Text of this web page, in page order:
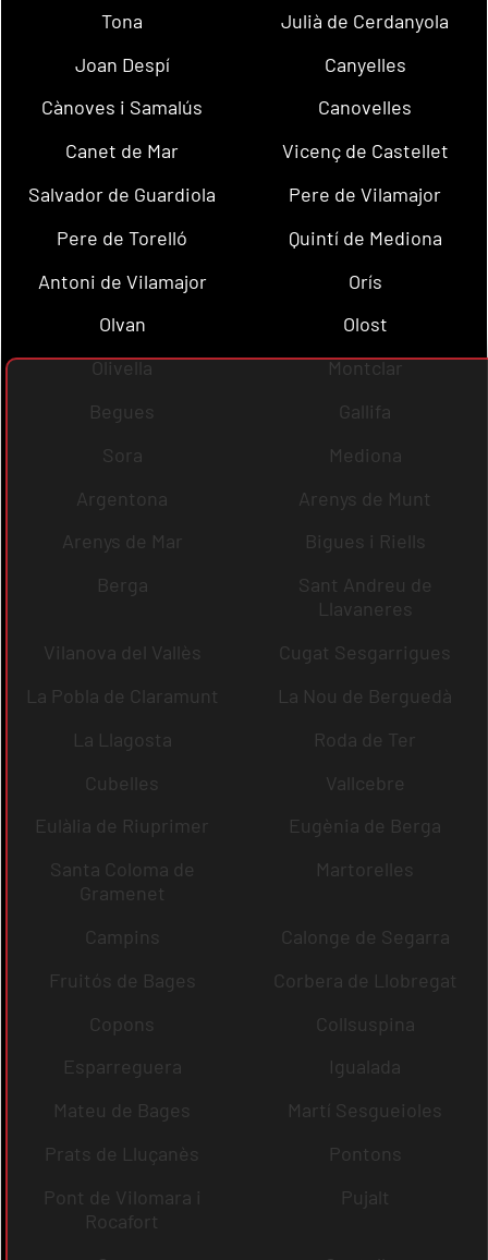
Tona
Julià de Cerdanyola
Joan Despí
Canyelles
Cànoves i Samalús
Canovelles
Canet de Mar
Vicenç de Castellet
Salvador de Guardiola
Pere de Vilamajor
Pere de Torelló
Quintí de Mediona
Antoni de Vilamajor
Orís
Olvan
Olost
Olivella
Montclar
Begues
Gallifa
Sora
Mediona
Argentona
Arenys de Munt
Arenys de Mar
Bigues i Riells
Berga
Sant Andreu de
Llavaneres
Vilanova del Vallès
Cugat Sesgarrigues
La Pobla de Claramunt
La Nou de Berguedà
La Llagosta
Roda de Ter
Cubelles
Vallcebre
Eulàlia de Riuprimer
Eugènia de Berga
Santa Coloma de
Gramenet
Martorelles
Campins
Calonge de Segarra
Fruitós de Bages
Corbera de Llobregat
Copons
Collsuspina
Esparreguera
Igualada
Mateu de Bages
Martí Sesgueioles
Prats de Lluçanès
Pontons
Pont de Vilomara i
Rocafort
Pujalt